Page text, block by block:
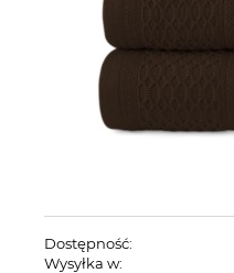
Dostępność:
Wysyłka w: